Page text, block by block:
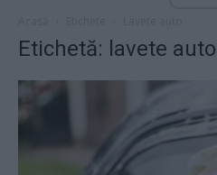
Etichetă: lavete auto